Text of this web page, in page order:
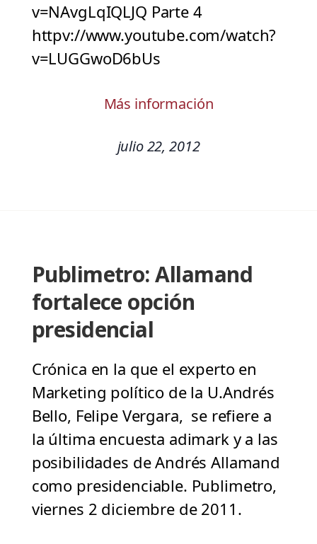
v=NAvgLqIQLJQ Parte 4
httpv://www.youtube.com/watch?
v=LUGGwoD6bUs
Más información
julio 22, 2012
Publimetro: Allamand
fortalece opción
presidencial
Crónica en la que el experto en
Marketing político de la U.Andrés
Bello, Felipe Vergara, se refiere a
la última encuesta adimark y a las
posibilidades de Andrés Allamand
como presidenciable. Publimetro,
viernes 2 diciembre de 2011.